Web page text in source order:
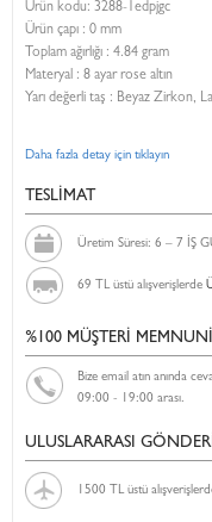
Ürün kodu: 3288-1edpjgc
Ürün çapı : 0 mm
Toplam ağırlığı : 4.84 gram
Materyal : 8 ayar rose altın
Yarı değerli taş : Beyaz Zirkon,
Daha fazla detay için tıklayın
TESLİMAT
Üretim Süresi: 6 – 7 İŞ
69 TL üstü alışverişlerde
%100 MÜŞTERİ
Bize email atın anında
09:00 - 19:00 arası.
ULUSLARARASI
1500 TL üstü